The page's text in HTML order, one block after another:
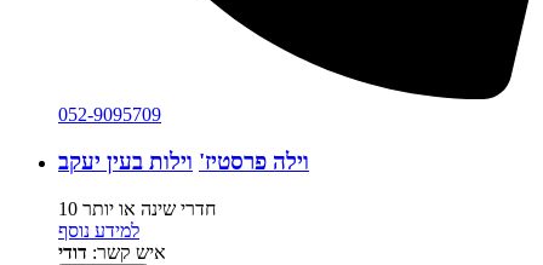
052-9095709
וילה פרסטיז' וילות בעין יעקב
10 חדרי שינה או יותר
למידע נוסף
איש קשר: דודי